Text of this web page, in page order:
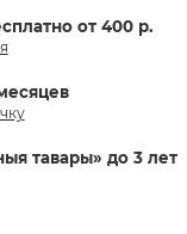
от 400 р.
тавары» до 3 лет